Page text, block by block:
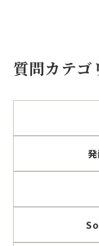
質問カテゴ